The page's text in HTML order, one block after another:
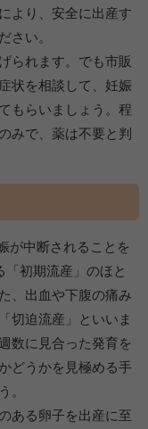
より、安全に出産す
さい。
られます。でも市販
状を相談して、妊娠
もらいましょう。程
みで、薬は不要と判
が中断されることを
初期流産」のほと
、出血や下腹の痛み
切迫流産」といいま
数に見合った発育を
どうかを見極める手
。
ある卵子を出産に至